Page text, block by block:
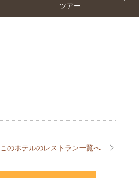
ツアー
このホテルのレストラン一覧へ